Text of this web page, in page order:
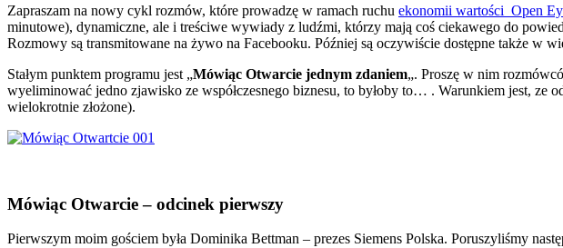
Zapraszam na nowy cykl rozmów, które prowadzę w ramach ruchu ekonomii wartości Open
minutowe), dynamiczne, ale i treściwe wywiady z ludźmi, którzy mają coś ciekawego do
Rozmowy są transmitowane na żywo na Facebooku. Później są oczywiście dostępne także w
Stałym punktem programu jest „Mówiąc Otwarcie jednym zdaniem„. Proszę w nim
wyeliminować jedno zjawisko ze współczesnego biznesu, to byłoby to… . Warunkiem jest, ze
wielokrotnie złożone).
Mówiąc Otwarcie – odcinek pierwszy
Pierwszym moim gościem była Dominika Bettman – prezes Siemens Polska. Poruszyliśmy